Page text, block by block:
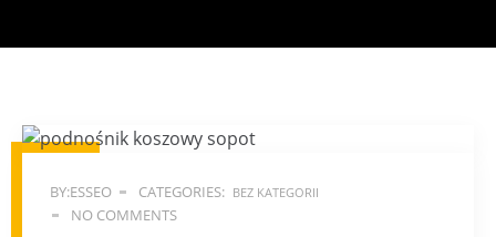
BY:ESSEO CATEGORIES: BEZ KATEGORII
NO COMMENTS